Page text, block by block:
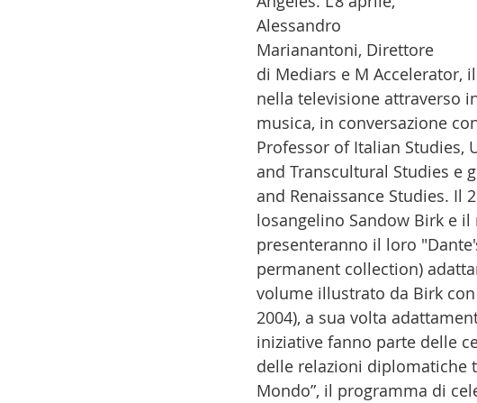
30 - LAVORO 31 - ICE ISTITUTO
Alessandro
Marianantoni, Direttore
di Mediars e M Accelerator,
nella televisione attraverso
musica, in conversazione
Professor of Italian Studies,
and Transcultural Studies e
and Renaissance Studies.
losangelino Sandow Birk e
presenteranno il loro
permanent collection)
volume illustrato da Birk
2004), a sua volta
iniziative fanno parte delle
delle relazioni diplomatiche
Mondo”, il programma di